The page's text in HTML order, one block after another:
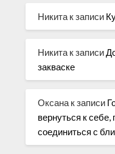
Никита к записи
Никита к записи
закваске
Оксана к записи
вернуться к себе,
соединиться с